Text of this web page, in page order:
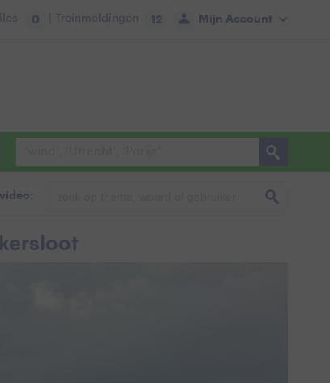
Mijn Account
0 | Treinmeldingen 12